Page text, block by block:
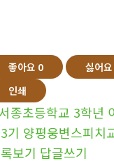
좋아요 0 싫어요
인쇄
종초등학교 3학년
기 양평웅변스피치
보기 답글쓰기